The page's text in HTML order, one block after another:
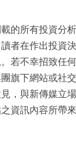
的所有投資分
者在作出投資
若不幸招致任
旗下網站或社
，與新傳媒立
資訊內容所帶